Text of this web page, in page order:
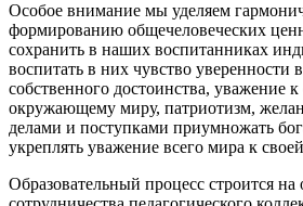
Особое внимание мы уделяем
формированию общечеловеческих
сохранить в наших воспитанниках
воспитать в них чувство уверенности
собственного достоинства,
окружающему миру, патриотизм,
делами и поступками приумножать
укреплять уважение всего мира к
Образовательный процесс строится на